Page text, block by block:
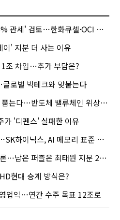
세' 검토…한화큐셀·OCI 영향은?
' 지분 더 사는 이유
조 차입…추가 부담은?
로벌 빅테크와 맞붙는다
다…반도체 밸류체인 위상 강화
가 '디펜스' 실패한 이유
닉스, AI 메모리 표준 선점 나섰다
남은 퍼즐은 최태원 지분 29.4%
현대 승계 방식은?
업익…연간 수주 목표 12조로